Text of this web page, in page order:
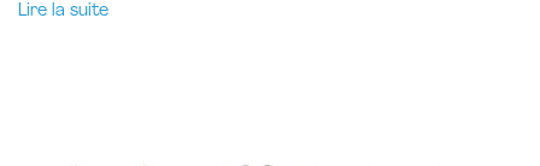
Lire la suite